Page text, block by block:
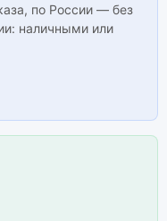
по России — без
наличными или